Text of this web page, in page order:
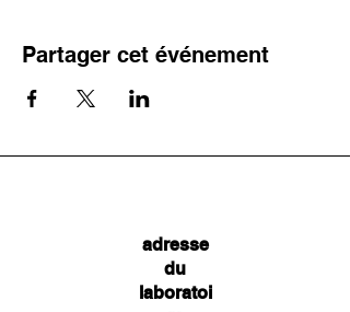
Partager cet événement
adresse
du
laboratoi